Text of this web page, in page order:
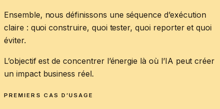
Ensemble, nous définissons une séquence d’exécution
claire : quoi construire, quoi tester, quoi reporter et quoi
éviter.
L’objectif est de concentrer l’énergie là où l’IA peut créer
un impact business réel.
PREMIERS CAS D’USAGE